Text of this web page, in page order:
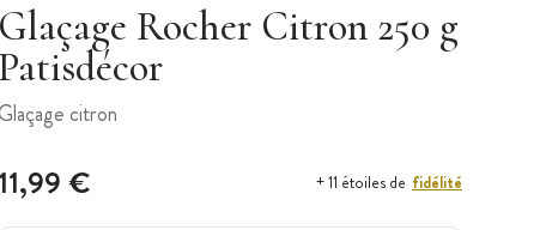
Glaçage Rocher Citron 250 g
Patisdécor
Glaçage citron
11,99 € + 11 étoiles de fidélité